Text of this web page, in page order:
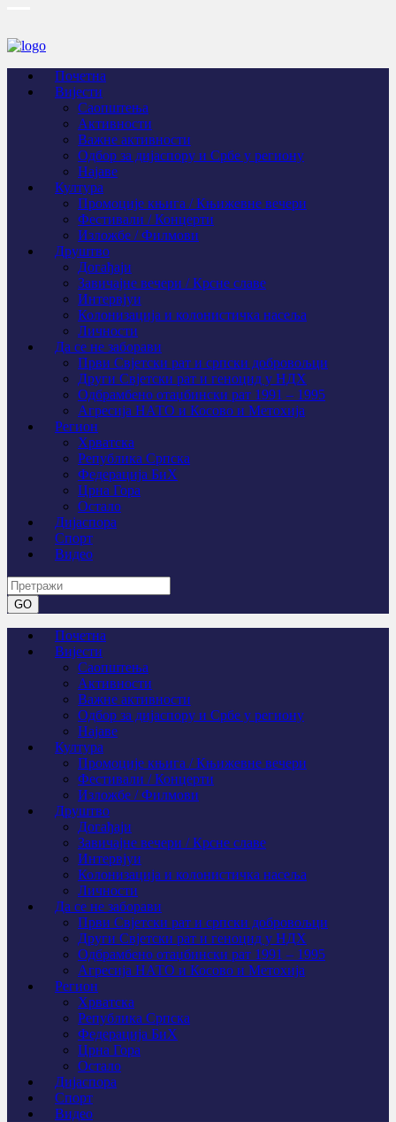
Почетна
Вијести
Саопштења
Активности
Важне активности
Одбор за дијаспору и Србе у региону
Најаве
Култура
Промоције књига / Књижевне вечери
Фестивали / Концерти
Изложбе / Филмови
Друштво
Догађаји
Завичајне вечери / Крсне славе
Интервјуи
Колонизација и колонистичка насеља
Личности
Да се не заборави
Први Свјeтски рат и српски добровољци
Други Свјетски рат и геноцид у НДХ
Одбрамбено отаџбински рат 1991 – 1995
Агресија НАТО и Косово и Метохија
Регион
Хрватска
Република Српска
Федерација БиХ
Црна Гора
Остало
Дијаспора
Спорт
Видео
Почетна
Вијести
Саопштења
Активности
Важне активности
Одбор за дијаспору и Србе у региону
Најаве
Култура
Промоције књига / Књижевне вечери
Фестивали / Концерти
Изложбе / Филмови
Друштво
Догађаји
Завичајне вечери / Крсне славе
Интервјуи
Колонизација и колонистичка насеља
Личности
Да се не заборави
Први Свјeтски рат и српски добровољци
Други Свјетски рат и геноцид у НДХ
Одбрамбено отаџбински рат 1991 – 1995
Агресија НАТО и Косово и Метохија
Регион
Хрватска
Република Српска
Федерација БиХ
Црна Гора
Остало
Дијаспора
Спорт
Видео